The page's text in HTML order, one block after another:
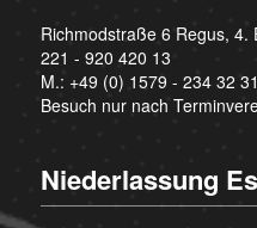
Richmodstraße 6 Regus, 4.
221 - 920 420 13
M.: +49 (0) 1579 - 234 32 31
Besuch nur nach
Niederlassung